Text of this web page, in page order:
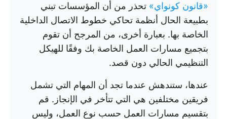
«قانون كونواي» تحذر من أن المؤسسات تبني
بطبيعة الحال أنظمة تحاكي خطوط الاتصال الداخلية
الخاصة بها. بعبارة أخرى، من المرجح أن تقوم
بتجميع مسارات العمل الخاصة بك وفقًا للهيكل
التنظيمي الحالي دون قصد.
عندها، ستندهش عندما تجد أن المهام التي تشمل
فريقين مختلفين هي التي تتأخر في الإنجاز. قم
بتقسيم مسارات العمل حسب نوع العمل، وليس